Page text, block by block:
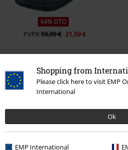
Shopping from
Please click here to visit EMP
International
Ok
EMP International
64% DTO
PVPR59,99 € 21,59 €
Más categorías. Más opciones
Ofertas % Hombre Zapatos
Ofertas % Mujer Ropa
Nuevo Ropa Ropa infantil y de Bebé